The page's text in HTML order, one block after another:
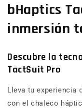
bHaptics
inmersión
Descubre la
TactSuit Pro
Lleva tu experiencia
con el chaleco